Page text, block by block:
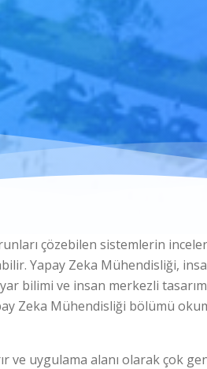
çözebilen sistemlerin
Yapay Zeka Mühendisliği,
bilimi ve insan merkezli
Zeka Mühendisliği bölümü
ve uygulama alanı olarak çok